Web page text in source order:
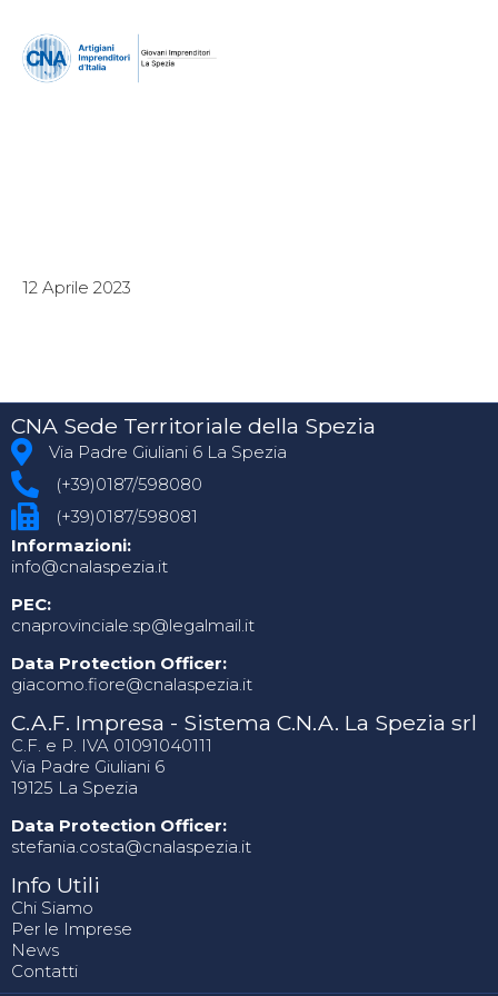
12 Aprile 2023
CNA Sede Territoriale della Spezia
Via Padre Giuliani 6 La Spezia
(+39)0187/598080
(+39)0187/598081
Informazioni:
info@cnalaspezia.it
PEC:
cnaprovinciale.sp@legalmail.it
Data Protection Officer:
giacomo.fiore@cnalaspezia.it
C.A.F. Impresa - Sistema C.N.A. La Spezia srl
C.F. e P. IVA 01091040111
Via Padre Giuliani 6
19125 La Spezia
Data Protection Officer:
stefania.costa@cnalaspezia.it
Info Utili
Chi Siamo
Per le Imprese
News
Contatti